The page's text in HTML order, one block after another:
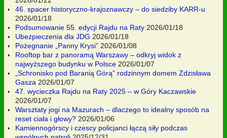
46. spacer historyczno-krajoznawczy – do siedziby KARR-u
2026/01/18
Podsumowanie 55. edycji Rajdu na Raty 2026/01/18
Ubezpieczenia dla JDG 2026/01/18
Pożegnanie „Panny Krysi” 2026/01/08
Rooftop bar z panoramą Warszawy – odkryj widok z
najwyższego budynku w Polsce 2026/01/07
„Schronisko pod Baranią Górą” rodzinnym domem Zdzisława
Gasza 2026/01/07
47. wycieczka Rajdu na Raty 2025 – w Góry Kaczawskie
2026/01/07
Warsztaty jogi na Mazurach – dlaczego to idealny sposób na
reset ciała i głowy? 2026/01/06
Kamiennogórscy i czescy policjanci łączą siły podczas